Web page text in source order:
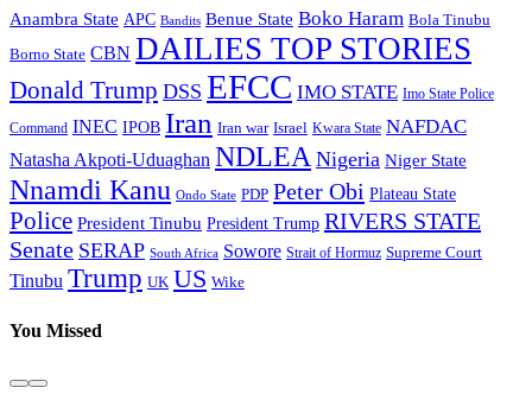
Anambra State APC Bandits Benue State Boko Haram Bola Tinubu
Borno State CBN DAILIES TOP STORIES
Donald Trump DSS EFCC IMO STATE Imo State Police
Command INEC IPOB Iran Iran war Israel Kwara State NAFDAC
Natasha Akpoti-Uduaghan NDLEA Nigeria Niger State
Nnamdi Kanu Ondo State PDP Peter Obi Plateau State
Police President Tinubu President Trump RIVERS STATE
Senate SERAP South Africa Sowore Strait of Hormuz Supreme Court
Tinubu Trump UK US Wike
You Missed